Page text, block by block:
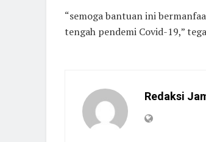
“semoga bantuan ini
tengah pendemi Covid-19,”
Redaksi